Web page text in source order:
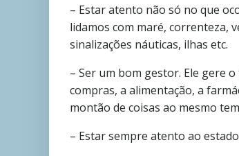
– Estar atento não só no que
lidamos com maré, correnteza,
sinalizações náuticas, ilhas etc.
– Ser um bom gestor. Ele gere
compras, a alimentação, a
montão de coisas ao mesmo
– Estar sempre atento ao